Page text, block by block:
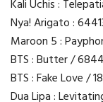
Kali Uchis :
Nya! Arigato :
Maroon 5 :
BTS : Butter /
BTS : Fake Love /
Dua Lipa :